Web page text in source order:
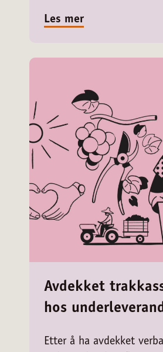
Les mer
Avdekket
hos
Etter å ha avdekket